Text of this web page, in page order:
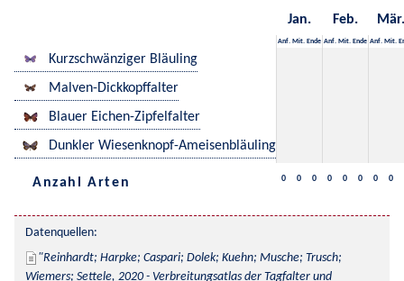
Jan. Feb. Mär.
Anf. Mit. Ende Anf. Mit. Ende Anf. Mit.
Kurzschwänziger Bläuling
Malven-Dickkopffalter
Blauer Eichen-Zipfelfalter
Dunkler Wiesenknopf-Ameisenbläuling
Anzahl Arten 0 0 0 0 0 0 0 0
Datenquellen:
Reinhardt; Harpke; Caspari; Dolek; Kuehn; Musche; Trusch;
Wiemers; Settele, 2020 - Verbreitungsatlas der Tagfalter und